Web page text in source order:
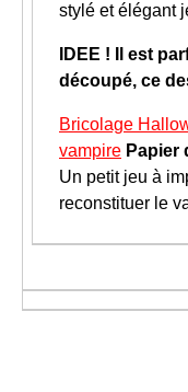
stylé et élégant
IDEE ! Il est
découpé, ce
Bricolage
vampire Papier
Un petit jeu à
reconstituer le